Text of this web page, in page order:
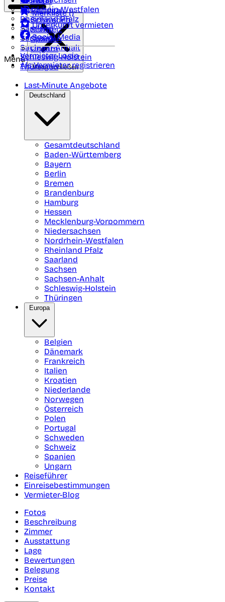
Nordrhein-Westfalen
Rheinland Pfalz
Saarland
Sachsen
Sachsen-Anhalt
Schleswig-Holstein
Thüringen
Portugal
Schweden
Schweiz
Spanien
Ungarn
Merkliste ()
Unterkunft vermieten
Social Media
Vermieter-Login
Als Vermieter registrieren
Menü
Menü schließen
Last-Minute Angebote
Deutschland
Gesamtdeutschland
Baden-Württemberg
Bayern
Berlin
Bremen
Brandenburg
Hamburg
Hessen
Mecklenburg-Vorpommern
Niedersachsen
Nordrhein-Westfalen
Rheinland Pfalz
Saarland
Sachsen
Sachsen-Anhalt
Schleswig-Holstein
Thüringen
Europa
Belgien
Dänemark
Frankreich
Italien
Kroatien
Niederlande
Norwegen
Österreich
Polen
Portugal
Schweden
Schweiz
Spanien
Ungarn
Reiseführer
Einreisebestimmungen
Vermieter-Blog
Fotos
Beschreibung
Zimmer
Ausstattung
Lage
Bewertungen
Belegung
Preise
Kontakt